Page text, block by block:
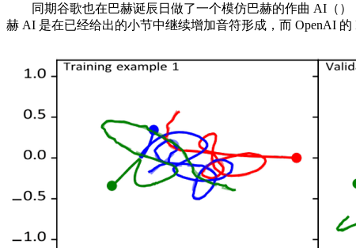
同期谷歌也在巴赫诞辰日做了一个模仿巴赫的作曲 AI（）
赫 AI 是在已经给出的小节中继续增加音符形成，而 OpenAI 的